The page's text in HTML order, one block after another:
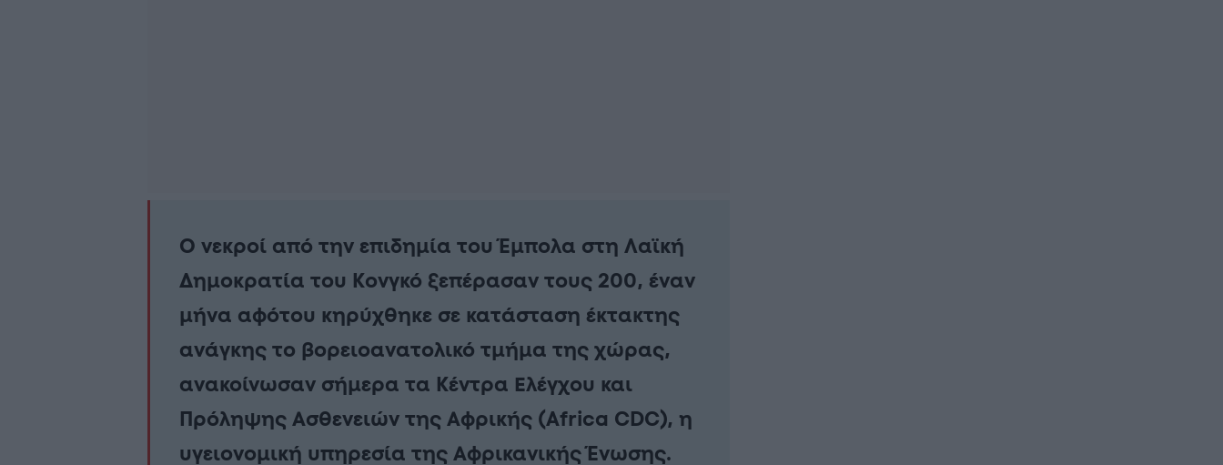
Ο νεκροί από την επιδημία του Έμπολα στη Λαϊκή
Δημοκρατία του Κονγκό ξεπέρασαν τους 200, έναν
μήνα αφότου κηρύχθηκε σε κατάσταση έκτακτης
ανάγκης το βορειοανατολικό τμήμα της χώρας,
ανακοίνωσαν σήμερα τα Κέντρα Ελέγχου και
Πρόληψης Ασθενειών της Αφρικής (Africa CDC), η
υγειονομική υπηρεσία της Αφρικανικής Ένωσης.